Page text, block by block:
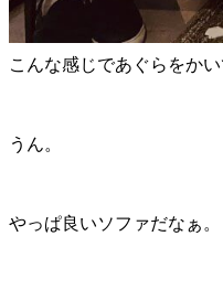
こんな感じであぐらをか
うん。
やっぱ良いソファだなぁ。